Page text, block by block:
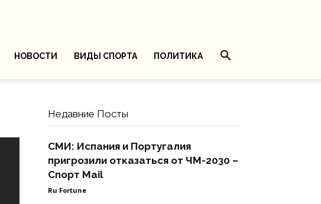
НОВОСТИ ВИДЫ СПОРТА ПОЛИТИКА
Недавние Посты
СМИ: Испания и Португалия
пригрозили отказаться от ЧМ-2030 –
Спорт Mail
Ru Fortune